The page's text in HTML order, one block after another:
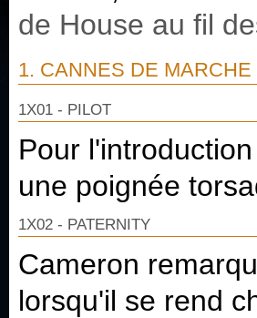
de House au fil
1. CANNES DE MARCHE
1X01 - PILOT
Pour
une poignée
1X02 - PATERNITY
Cameron
lorsqu'il se rend